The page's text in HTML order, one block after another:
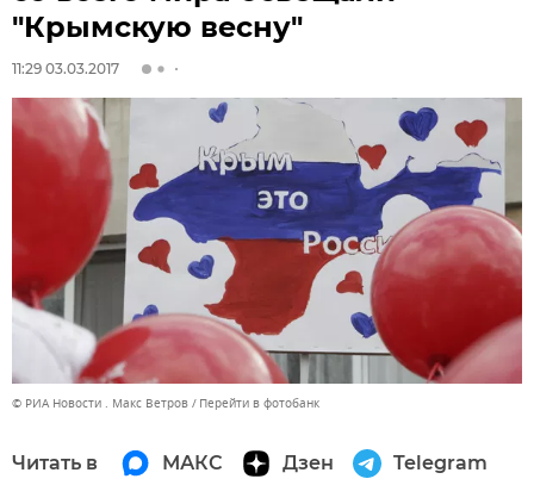
"Крымскую весну"
11:29 03.03.2017
© РИА Новости . Макс Ветров Перейти в фотобанк
Читать в МАКС Дзен Telegram